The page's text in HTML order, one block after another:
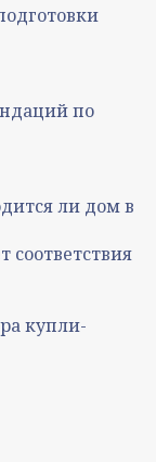
по
ли дом в
купли-